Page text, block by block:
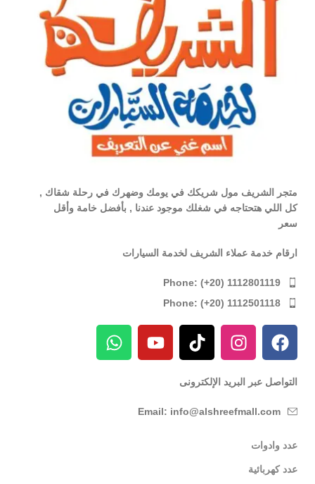
متجر الشريف مول شريكك في يومك وضهرك في رحلة شقاك ,
كل اللي هتحتاجه في شغلك موجود عندنا , بأفضل خامة وأقل
سعر
ارقام خدمة عملاء الشريف لخدمة السيارات
Phone: (+20) 1112801119
Phone: (+20) 1112501118
التواصل عبر البريد الإلكترونى
Email: info@alshreefmall.com
عدد وادوات
عدد كهربائية